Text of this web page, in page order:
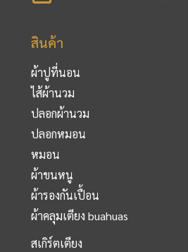
สินค้า
ผ้าปูที่นอน
ไส้ผ้านวม
ปลอกผ้านวม
ปลอกหมอน
หมอน
ผ้าขนหนู
ผ้ารองกันเปื้อน
ผ้าคลุมเตียง buahuas
สเกิร์ตเตียง